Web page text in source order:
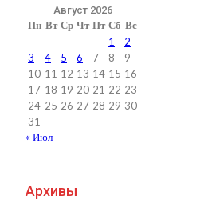
Август 2026
Пн Вт Ср Чт Пт Сб Вс
1
2
3
4 5 6 7 8
9
10 11 12 13 14 15 16
17 18 19 20 21 22 23
24 25 26 27 28 29 30
31
« Июл
Архивы